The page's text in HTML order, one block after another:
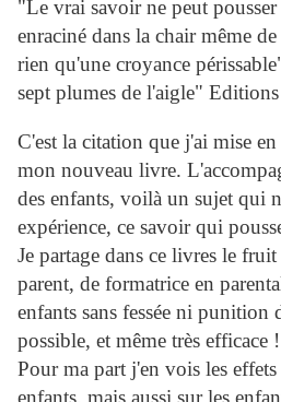
"Le vrai savoir ne peut
enraciné dans la chair même
rien qu'une croyance
sept plumes de l'aigle"
C'est la citation que j'ai mise en
mon nouveau livre.
des enfants, voilà un sujet qui
expérience, ce savoir qui
Je partage dans ce livres le
parent, de formatrice en
enfants sans fessée ni punition
possible, et même très efficace !
Pour ma part j'en vois les
enfants, mais aussi sur les